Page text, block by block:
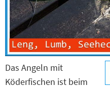
Das Angeln mit
Köderfischen ist beim